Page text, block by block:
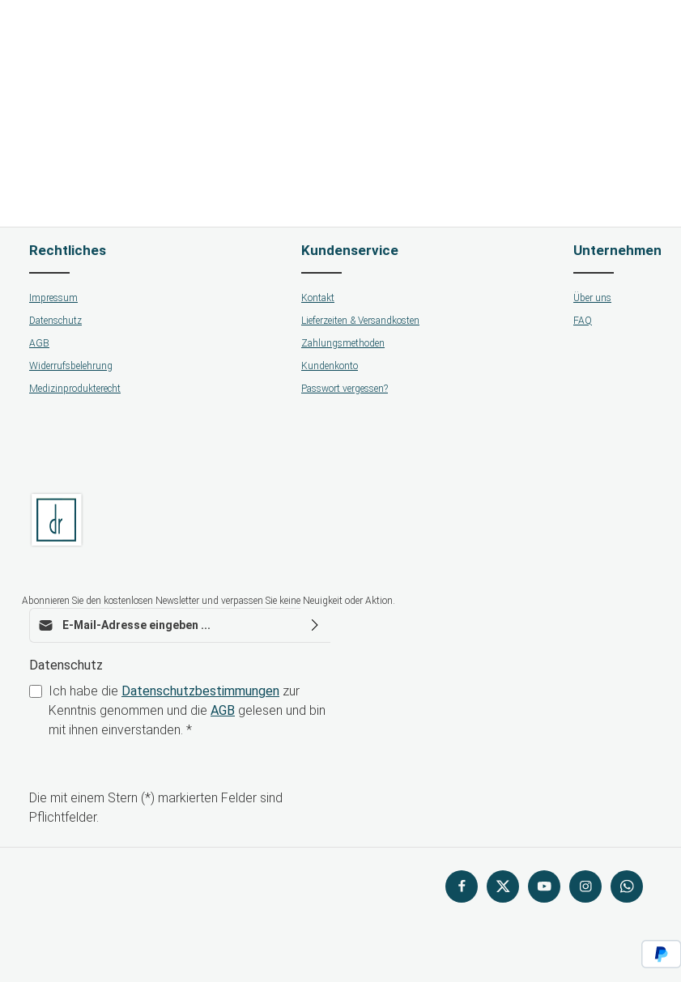
Rechtliches
Impressum
Datenschutz
AGB
Widerrufsbelehrung
Medizinprodukterecht
Kundenservice
Kontakt
Lieferzeiten & Versandkosten
Zahlungsmethoden
Kundenkonto
Passwort vergessen?
Unternehmen
Über uns
FAQ
Abonnieren Sie den kostenlosen Newsletter und verpassen Sie keine Neuigkeit oder Aktion.
Datenschutz
Ich habe die Datenschutzbestimmungen zur
Kenntnis genommen und die AGB gelesen und bin
mit ihnen einverstanden. *
Die mit einem Stern (*) markierten Felder sind
Pflichtfelder.